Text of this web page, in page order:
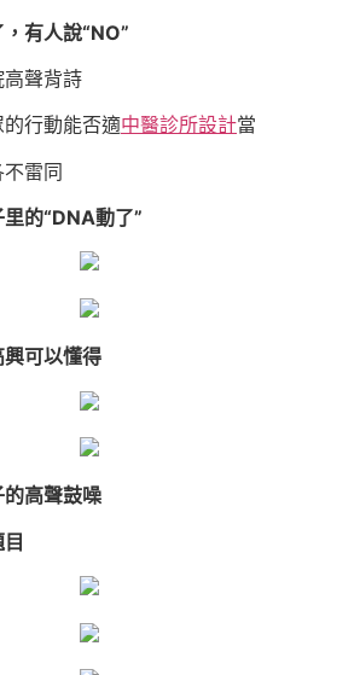
有人說“NO”
聲背詩
行動能否適中醫診所設計當
雷同
里的“DNA動了”
可以懂得
的高聲鼓噪